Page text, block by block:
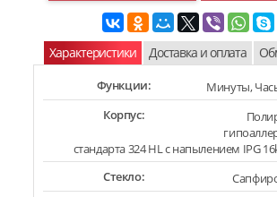
Характеристики Доставка и оплата
Функции:
Минуты,
Корпус:
стандарта 324 HL с напылением IPG
Стекло: